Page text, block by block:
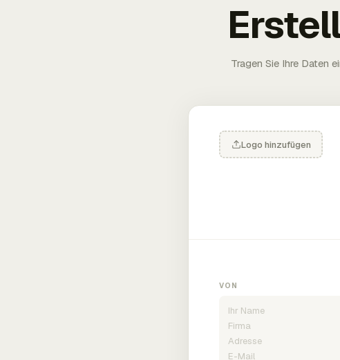
Tragen Sie Ihre Daten
Logo hinzufügen
VON